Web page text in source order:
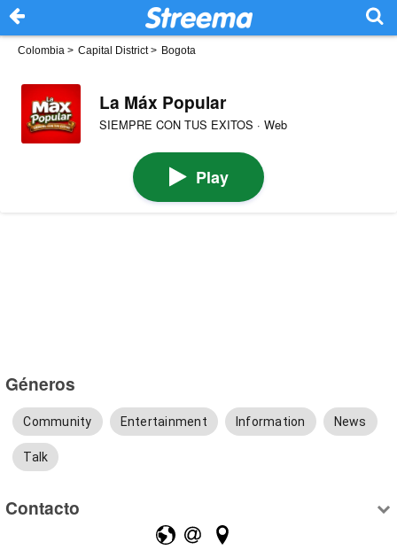
Colombia > Capital District> Bogota
La Máx Popular
SIEMPRE CON TUS EXITOS · Web
Play
Géneros
Community Entertainment Information News
Talk
Contacto